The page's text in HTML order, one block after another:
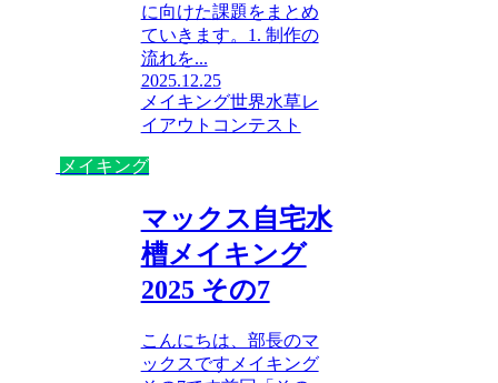
に向けた課題をまとめ
ていきます。1. 制作の
流れを...
2025.12.25
メイキング世界水草レ
イアウトコンテスト
メイキング
マックス自宅水
槽メイキング
2025 その7
こんにちは、部長のマ
ックスですメイキング